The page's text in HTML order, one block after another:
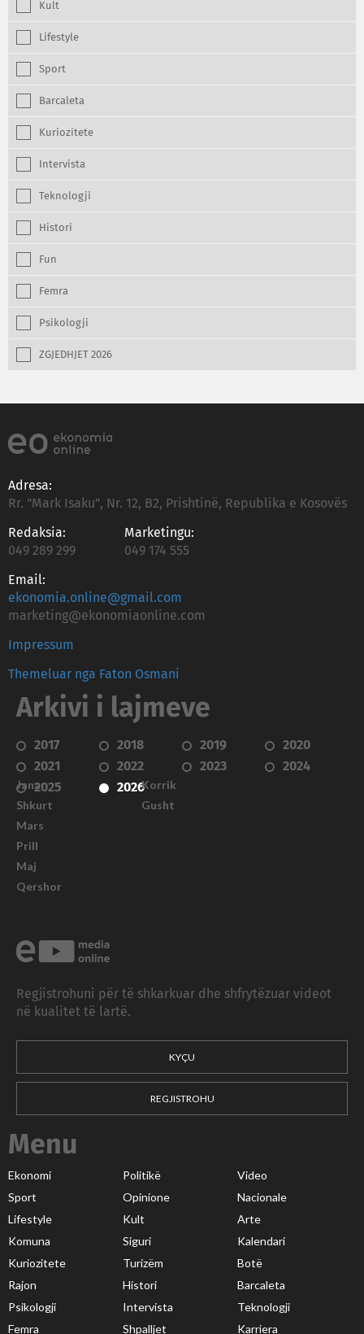
Kult
Lifestyle
Sport
Barcaleta
Kuriozitete
Intervista
Teknologji
Histori
Fun
Femra
Psikologji
ZGJEDHJET 2026
Adresa:
Rr. "Mark Isaku", Nr. 12, B2, Prishtinë, Republika e Kosovës
Redaksia:
049 289 299
Marketingu:
049 174 555
Email:
ekonomia.online@gmail.com
marketing@ekonomiaonline.com
Impressum
Themeluar nga Faton Osmani
Arkivi i lajmeve
2017 2018 2019
2020
2021
2022 2023
2024
2025
2026
Janar
Shkurt
Mars
Prill
Maj
Qershor
Korrik
Gusht
Regjistrohuni për të shkarkuar dhe shfrytëzuar videot
në kualitet të lartë.
KYÇU
REGJISTROHU
Menu
Ekonomi Politikë
Video
Sport
Opinione
Nacionale
Lifestyle
Kult
Arte
Komuna
Siguri
Kalendari
Kuriozitete
Turizëm
Botë
Rajon
Histori
Barcaleta
Psikologji
Intervista
Teknologji
Femra
Shpalljet Karriera